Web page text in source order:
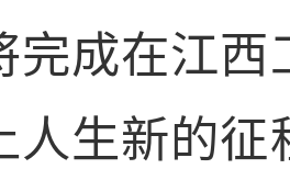
完成在江
人生新的征